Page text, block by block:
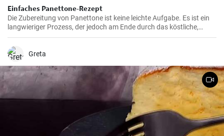
Einfaches Panettone-Rezept
Die Zubereitung von Panettone ist keine leichte Aufgabe. Es ist ein
langwieriger Prozess, der jedoch am Ende durch das köstliche,
weiche und süße Ergebnis belohnt wird. Dieses traditionelle
italienische Brot ist besonders in der Weihnachtszeit beliebt, aber in
meiner Familie ist es eine Ganzjahresleckerei
Greta